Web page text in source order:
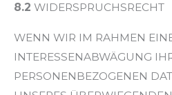
8.2 WIDERSPRUCHSRECHT
WENN WIR IM RAHMEN
INTERESSENABWÄGUNG
PERSONENBEZOGENEN